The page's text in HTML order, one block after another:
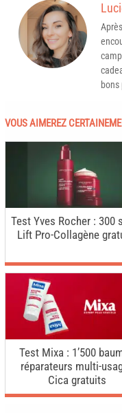
VOUS AIMEREZ
Test Yves Rocher : 300
Lift Pro-Collagène
Test Mixa : 1’500
réparateurs multi-
Cica gratuits